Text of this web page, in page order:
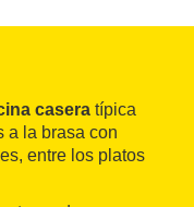
casera típica
a la brasa con
entre los platos